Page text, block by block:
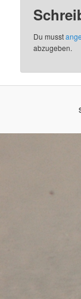
Du musst
abzugeben.